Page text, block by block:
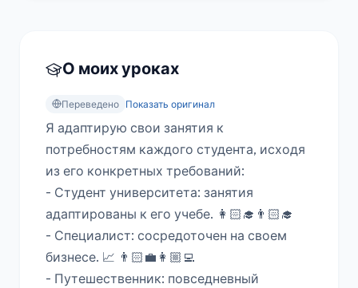
О моих уроках
Переведено Показать оригинал
Я адаптирую свои занятия к
потребностям каждого студента, исходя
из его конкретных требований:
- Студент университета: занятия
адаптированы к его учебе. 👩🏻‍🎓👨🏻‍🎓
- Специалист: сосредоточен на своем
бизнесе. 📈 👨🏻‍💼👩🏼‍💻
- Путешественник: повседневный